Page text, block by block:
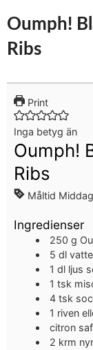
Oumph!
Ribs
Print
Inga betyg än
Oumph!
Ribs
Måltid Middag
Ingredienser
250 g
5 dl
1 dl ljus
1 tsk
4 tsk
1 riven
citron
2 krm